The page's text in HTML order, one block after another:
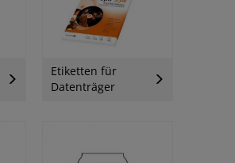
Etiketten für
Datenträger